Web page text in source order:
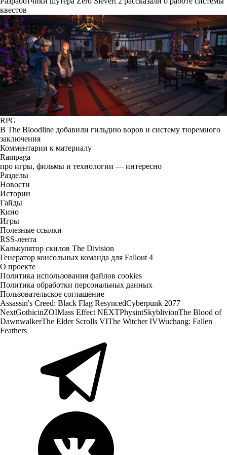
квестов
RPG
В The Bloodline добавили гильдию воров и систему тюремного
заключения
Комментарии к материалу
Rampaga
про игры, фильмы и технологии — интересно
Разделы
Новости
Истории
Гайды
Кино
Игры
Полезные ссылки
RSS-лента
Калькулятор скилов The Division
Генератор консольных команда для Fallout 4
О проекте
Политика использования файлов cookies
Политика обработки персональных данных
Пользовательское соглашение
Assassin's Creed: Black Flag ResyncedCyberpunk 2077
NextGothicinZOIMass Effect NEXTPhysintSkyblivionThe Blood of
DawnwalkerThe Elder Scrolls VIThe Witcher IVWuchang: Fallen
Feathers